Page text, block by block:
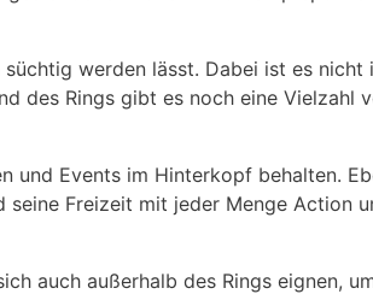
werden lässt. Dabei ist es nicht
des Rings gibt es noch eine Vielzahl
und Events im Hinterkopf behalten.
seine Freizeit mit jeder Menge Action
auch außerhalb des Rings eignen,